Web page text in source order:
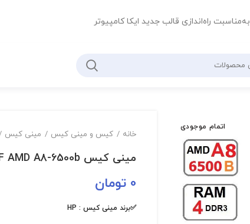
به‌مناسبت راه‌اندازی قالب جدید ایکا کامپیوتر
اتمام موجودی
خانه کیس و مینی کیس مینی کیس
مینی کیس HP Compaq Pro 6305SFF AMD A8-6500b
0 تومان
✅برند مینی کیس : HP